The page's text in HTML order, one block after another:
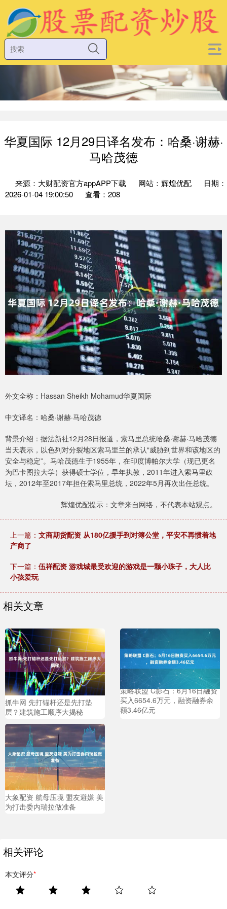
华夏国际 12月29日译名发布：哈桑·谢赫·
马哈茂德
来源：大财配资官方appAPP下载 网站：辉煌优配
日期：
2026-01-04 19:00:50
查看：208
外文全称：Hassan Sheikh Mohamud华夏国际
中文译名：哈桑·谢赫·马哈茂德
背景介绍：据法新社12月28日报道，索马里总统哈桑·谢赫·马哈茂德
当天表示，以色列对分裂地区索马里兰的承认“威胁到世界和该地区的
安全与稳定”。马哈茂德生于1955年，在印度博帕尔大学（现已更名
为巴卡图拉大学）获得硕士学位，早年执教，2011年进入索马里政
坛，2012年至2017年担任索马里总统，2022年5月再次出任总统。
辉煌优配提示：文章来自网络，不代表本站观点。
上一篇： 文商期货配资 从180亿援手到对簿公堂，平安不再惯着地
产商了
下一篇： 伍祥配资 游戏城最受欢迎的游戏是一颗小珠子，大人比
小孩爱玩
相关文章
抓牛网 先打锚杆还是先打垫
层？建筑施工顺序大揭秘
策略联盟 C影石：6月16日融资
买入6654.6万元，融资融券余
额3.46亿元
大象配资 航母压境 盟友避嫌 美
为打击委内瑞拉做准备
相关评论
本文评分*